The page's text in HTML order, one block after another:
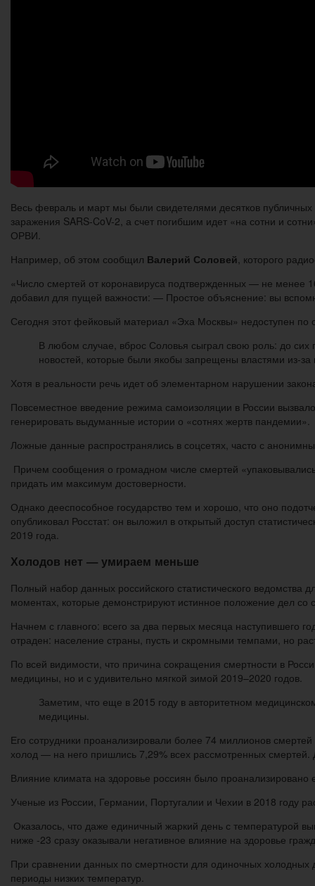
Весь февраль и март мы были свидетелями десятков
заражения SARS-CoV-2, а счет погибшим идет «на сотни и
ОРВИ.
Например, об этом сообщил Валерий Соловей , которого
«Число смертей от коронавируса подтвержденных — не менее
добавил для пущей важности: — Простое объяснение: вы
Сегодня этот фейковый материал «Эха Москвы» недоступен
В любом случае, вброс Соловья сыграл свою роль: до
новостей, которые были якобы запрещены властями из-за
Хотя в реальности речь идет об элементарном нарушении
Повсеместное введение режима самоизоляции в России
генерировать выдуманные истории о «сотнях жертв пандемии».
Ложные данные распространялись в соцсетях, часто с
Причем сообщения о громадном числе смертей
придать им максимум достоверности.
Однако дееспособное государство тем и хорошо, что оно
опубликовал Росстат: он выложил в открытый доступ
2019 года.
Холодов нет — умираем меньше
Полный набор данных российского статистического
моментах, которые демонстрируют истинное положение дел со
Начнем с главного: всего за два первых месяца наступившего
отраден: население страны, пусть и скромными темпами, но
По всей видимости, что причина сокращения смертности в
медицины, но и с удивительно мягкой зимой 2019–2020 годов.
Заметим, что еще в 2015 году в авторитетном
медицины.
Его сотрудники проанализировали более 74 миллионов
холод — на него пришлись 7,29% всех рассмотренных
Влияние климата на здоровье россиян было
Ученые из России, Германии, Португалии и Чехии в 2018 году
Оказалось, что даже единичный жаркий день с температурой
ниже -23 сразу оказывали негативное влияние на здоровье
При сравнении данных по смертности для одиночных
периоды низких температур.